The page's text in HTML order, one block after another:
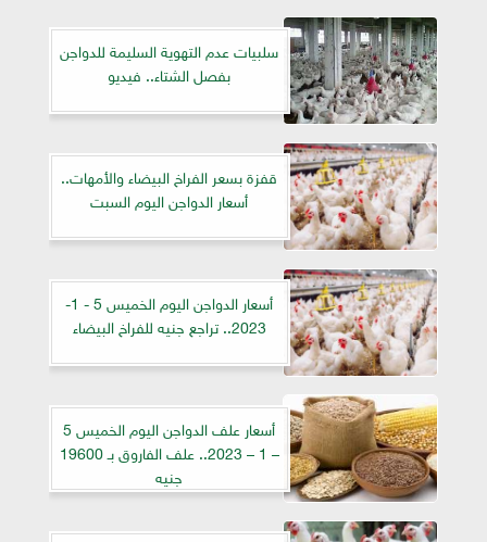
سلبيات عدم التهوية السليمة للدواجن
بفصل الشتاء.. فيديو
قفزة بسعر الفراخ البيضاء والأمهات..
أسعار الدواجن اليوم السبت
أسعار الدواجن اليوم الخميس 5 - 1-
2023.. تراجع جنيه للفراخ البيضاء
أسعار علف الدواجن اليوم الخميس 5
– 1 – 2023.. علف الفاروق بـ 19600
جنيه